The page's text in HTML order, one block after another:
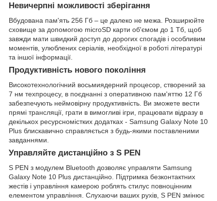
Невичерпні можливості зберігання
Вбудована пам'ять 256 Гб – це далеко не межа. Розширюйте
сховище за допомогою microSD карти об'ємом до 1 Тб, щоб
завжди мати швидкий доступ до дорогих спогадів і особливим
моментів, улюблених серіалів, необхідної в роботі літературі
та іншої інформації.
Продуктивність нового покоління
Високотехнологічний восьмиядерний процесор, створений за
7 нм техпроцесу, в поєднанні з оперативною пам'яттю 12 Гб
забезпечують неймовірну продуктивність. Ви зможете вести
прямі трансляції, грати в вимогливі ігри, працювати відразу в
декількох ресурсномістких додатках - Samsung Galaxy Note 10
Plus блискавично справляється з будь-якими поставленими
завданнями.
Управляйте дистанційно з S PEN
S PEN з модулем Bluetooth дозволяє управляти Samsung
Galaxy Note 10 Plus дистанційно. Підтримка безконтактних
жестів і управління камерою роблять стилус повноцінним
елементом управління. Слухаючи ваших рухів, S PEN змінює